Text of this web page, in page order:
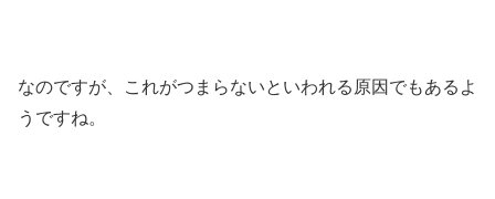
なのですが、これがつまらないといわれる原因でもあるよ
うですね。